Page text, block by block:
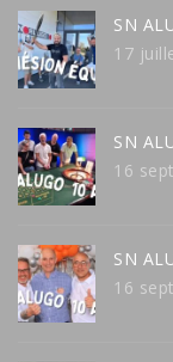
SN
17
SN
16
SN
16